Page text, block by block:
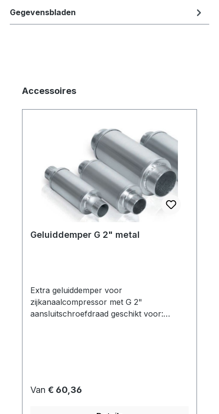
Gegevensbladen
Productgalerij overslaan
Accessoires
Geluiddemper G 2" metal
Extra geluiddemper voor
zijkanaalcompressor met G 2"
aansluitschroefdraad geschikt voor:
modellen kunnen uit de datasheets
Normale prijs:
Van € 60,36